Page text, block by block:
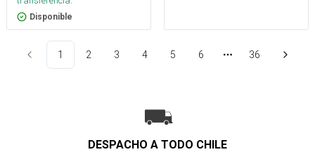
Disponible
1 2 3 4 5 6
Más páginas
36
DESPACHO A TODO CHILE